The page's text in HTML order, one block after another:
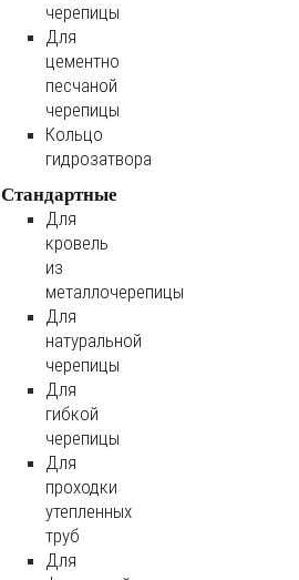
черепицы
Для
цементно
песчаной
черепицы
Кольцо
гидрозатвора
Стандартные
Для
кровель
из
металлочерепицы
Для
натуральной
черепицы
Для
гибкой
черепицы
Для
проходки
утепленных
труб
Для